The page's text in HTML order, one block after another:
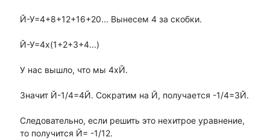
Й-У=4+8+12+16+20... Вынесем 4 за скобки.
Й-У=4х(1+2+3+4...)
У нас вышло, что мы 4хЙ.
Значит Й-1/4=4Й. Сократим на Й, получается -1/4=3Й.
Следовательно, если решить это нехитрое уравнение,
то получится Й= -1/12.